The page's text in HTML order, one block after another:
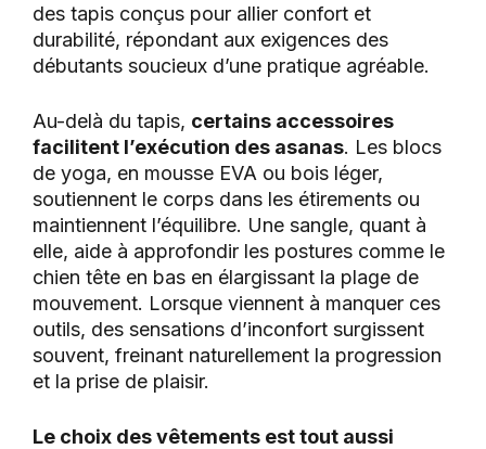
des tapis conçus pour allier confort et
durabilité, répondant aux exigences des
débutants soucieux d’une pratique agréable.
Au-delà du tapis, certains accessoires
facilitent l’exécution des asanas. Les blocs
de yoga, en mousse EVA ou bois léger,
soutiennent le corps dans les étirements ou
maintiennent l’équilibre. Une sangle, quant à
elle, aide à approfondir les postures comme le
chien tête en bas en élargissant la plage de
mouvement. Lorsque viennent à manquer ces
outils, des sensations d’inconfort surgissent
souvent, freinant naturellement la progression
et la prise de plaisir.
Le choix des vêtements est tout aussi